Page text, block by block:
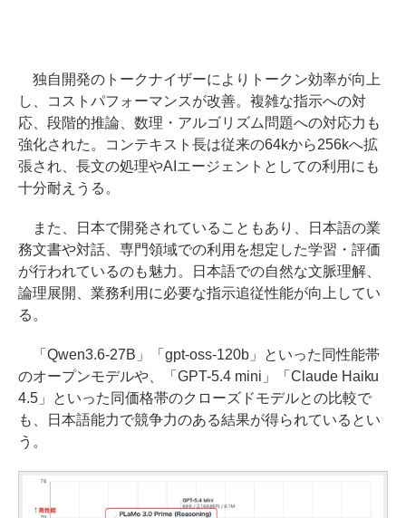
独自開発のトークナイザーによりトークン効率が向上
し、コストパフォーマンスが改善。複雑な指示への対
応、段階的推論、数理・アルゴリズム問題への対応力も
強化された。コンテキスト長は従来の64kから256kへ拡
張され、長文の処理やAIエージェントとしての利用にも
十分耐えうる。
また、日本で開発されていることもあり、日本語の業
務文書や対話、専門領域での利用を想定した学習・評価
が行われているのも魅力。日本語での自然な文脈理解、
論理展開、業務利用に必要な指示追従性能が向上してい
る。
「Qwen3.6-27B」「gpt-oss-120b」といった同性能帯
のオープンモデルや、「GPT-5.4 mini」「Claude Haiku
4.5」といった同価格帯のクローズドモデルとの比較で
も、日本語能力で競争力のある結果が得られているとい
う。